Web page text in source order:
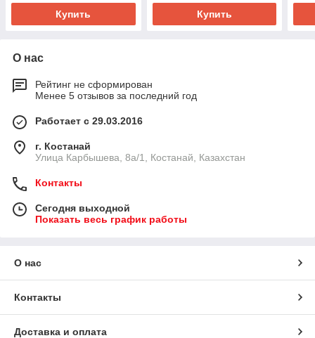
Купить Купить
О нас
Рейтинг не сформирован
Менее 5 отзывов за последний год
Работает с 29.03.2016
г. Костанай
Улица Карбышева, 8а/1, Костанай, Казахстан
Контакты
Сегодня выходной
Показать весь график работы
О нас
Контакты
Доставка и оплата